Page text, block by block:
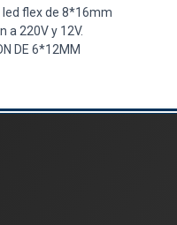
led flex de 8*16mm
a 220V y 12V.
DE 6*12MM